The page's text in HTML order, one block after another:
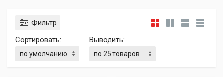
Фильтр
Сортировать:
Выводить: